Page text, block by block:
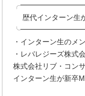
歴代インターン生
・インターン生のメ
・レバレジーズ株式
株式会社リブ・コン
インターン生が新卒